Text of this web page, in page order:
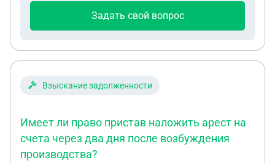
пристав утверждает,что с полной.
Задать свой вопрос
Взыскание задолженности
Имеет ли право пристав наложить арест на
счета через два дня после возбуждения
производства?